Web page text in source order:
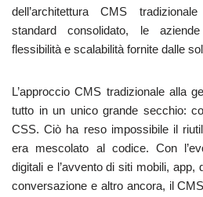
dell’architettura CMS
standard consolidato, le
flessibilità e scalabilità fornite dalle
L’approccio CMS tradizionale alla
tutto in un unico grande secchio:
CSS. Ciò ha reso impossibile il
era mescolato al codice. Con
digitali e l’avvento di siti mobili, app,
conversazione e altro ancora, il